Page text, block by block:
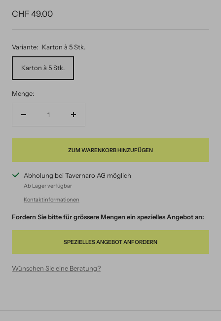
Angebotspreis
CHF 49.00
Variante: Karton à 5 Stk.
Karton à 5 Stk.
Menge:
Menge
ZUM WARENKORB HINZUFÜGEN
Abholung bei Tavernaro AG möglich
Ab Lager verfügbar
Kontaktinformationen
Fordern Sie bitte für grössere Mengen ein spezielles Angebot an:
SPEZIELLES ANGEBOT ANFORDERN
Wünschen Sie eine Beratung?